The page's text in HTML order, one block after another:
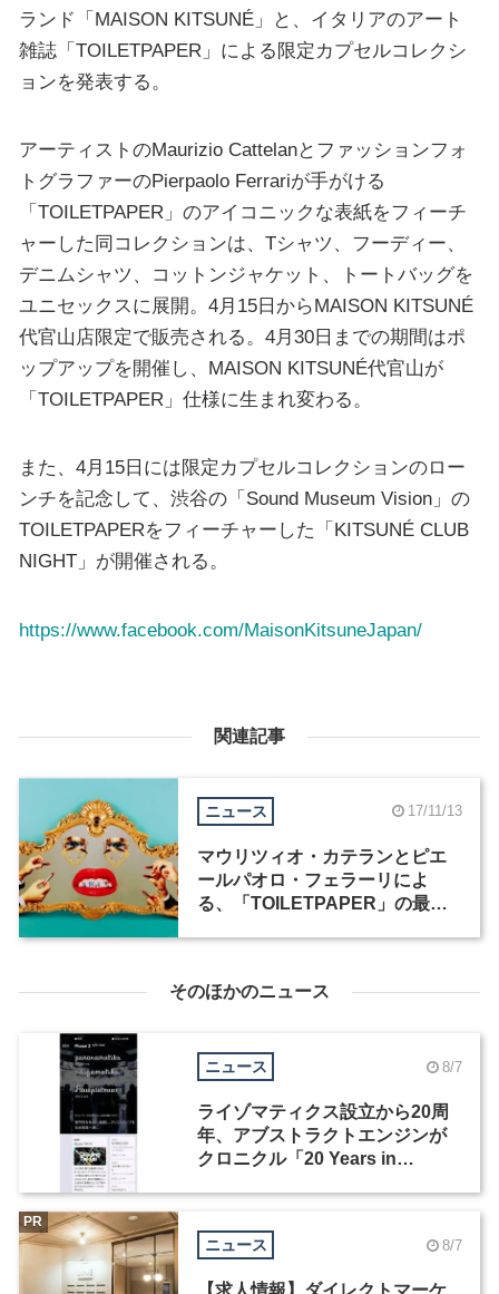
ランド「MAISON KITSUNÉ」と、イタリアのアート
雑誌「TOILETPAPER」による限定カプセルコレクシ
ョンを発表する。
アーティストのMaurizio Cattelanとファッションフォ
トグラファーのPierpaolo Ferrariが手がける
「TOILETPAPER」のアイコニックな表紙をフィーチ
ャーした同コレクションは、Tシャツ、フーディー、
デニムシャツ、コットンジャケット、トートバッグを
ユニセックスに展開。4月15日からMAISON KITSUNÉ
代官山店限定で販売される。4月30日までの期間はポ
ップアップを開催し、MAISON KITSUNÉ代官山が
「TOILETPAPER」仕様に生まれ変わる。
また、4月15日には限定カプセルコレクションのロー
ンチを記念して、渋谷の「Sound Museum Vision」の
TOILETPAPERをフィーチャーした「KITSUNÉ CLUB
NIGHT」が開催される。
https://www.facebook.com/MaisonKitsuneJapan/
関連記事
ニュース 17/11/13
マウリツィオ・カテランとピエ
ールパオロ・フェラーリによ
る、「TOILETPAPER」の最新
そのほかのニュース
ニュース 8/7
ライゾマティクス設立から20周
年、アブストラクトエンジンが
クロニクル「20 Years in
ニュース 8/7
【求人情報】ダイレクトマーケ
PR